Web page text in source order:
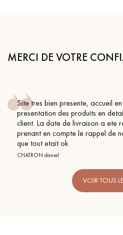
MERCI DE VOTRE
Conseil parfait, échanges
BEILE FRANCK
VOIR TOUS